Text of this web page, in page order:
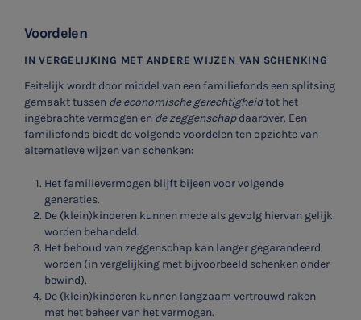
Voordelen
IN VERGELIJKING MET ANDERE WIJZEN VAN SCHENKING
Feitelijk wordt door middel van een familiefonds een splitsing
gemaakt tussen de economische gerechtigheidtot het
ingebrachte vermogen en de zeggenschapdaarover. Een
familiefonds biedt de volgende voordelen ten opzichte van
alternatieve wijzen van schenken:
Het familievermogen blijft bijeen voor volgende
generaties.
De (klein)kinderen kunnen mede als gevolg hiervan gelijk
worden behandeld.
Het behoud van zeggenschap kan langer gegarandeerd
worden (in vergelijking met bijvoorbeeld schenken onder
bewind).
De (klein)kinderen kunnen langzaam vertrouwd raken
met het beheer van het vermogen.